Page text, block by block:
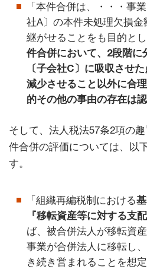
「本件合併は、・・・事
社A〕の本件未処理欠損金
継がせることをも目的と
件合併において、2段階に
〔子会社C〕に吸収させ
減少させること以外に合
的その他の事由の存在は
そして、法人税法57条2項の
件合併の評価については、以
す。
「組織再編税制における
『移転資産等に対する支
ば、被合併法人が移転資
事業が合併法人に移転し
き続き営まれることを想